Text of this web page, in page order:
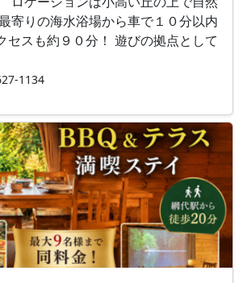
寄りの海水浴場から車で１０分以内
セスも約９０分！ 遊びの拠点として
1134